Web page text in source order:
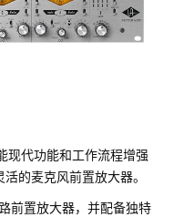
现代功能和工作流程增强
的麦克风前置放大器。
前置放大器，并配备独特